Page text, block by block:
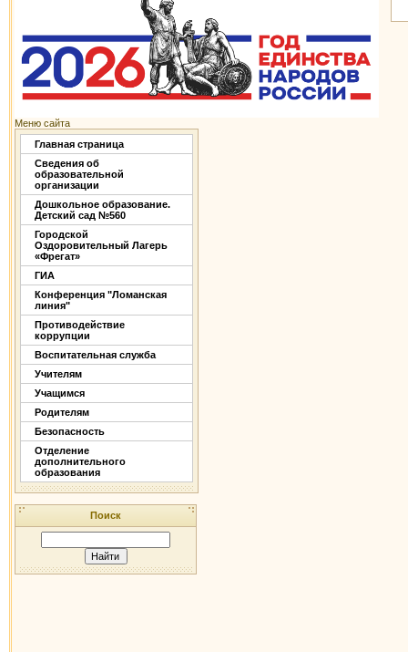
Меню сайта
Главная страница
Сведения об
образовательной
организации
Дошкольное образование.
Детский сад №560
Городской
Оздоровительный Лагерь
«Фрегат»
ГИА
Конференция "Ломанская
линия"
Противодействие
коррупции
Воспитательная служба
Учителям
Учащимся
Родителям
Безопасность
Отделение
дополнительного
образования
Поиск